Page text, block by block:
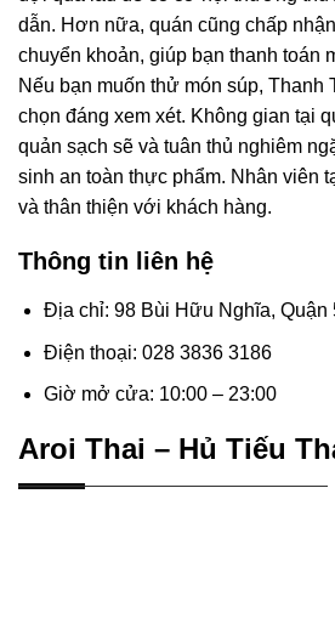
dẫn. Hơn nữa, quán cũng chấp
chuyển khoản, giúp bạn thanh toán
Nếu bạn muốn thử món súp, Thanh
chọn đáng xem xét. Không gian tại
quản sạch sẽ và tuân thủ nghiêm
sinh an toàn thực phẩm. Nhân viên
và thân thiện với khách hàng.
Thông tin liên hệ
Địa chỉ: 98 Bùi Hữu Nghĩa, Quận
Điện thoại: 028 3836 3186
Giờ mở cửa: 10:00 – 23:00
Aroi Thai – Hủ Tiếu